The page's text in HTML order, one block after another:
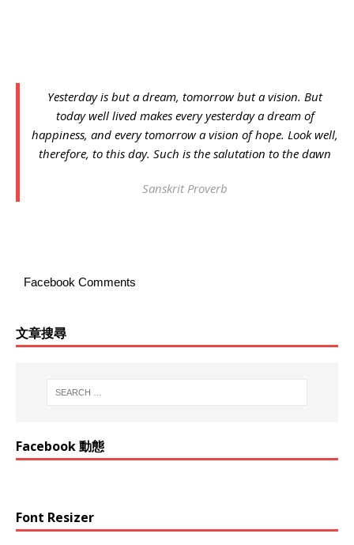
Yesterday is but a dream, tomorrow but a vision. But
today well lived makes every yesterday a dream of
happiness, and every tomorrow a vision of hope. Look well,
therefore, to this day. Such is the salutation to the dawn
Sanskrit Proverb
Facebook Comments
文章搜尋
Facebook 動態
Font Resizer